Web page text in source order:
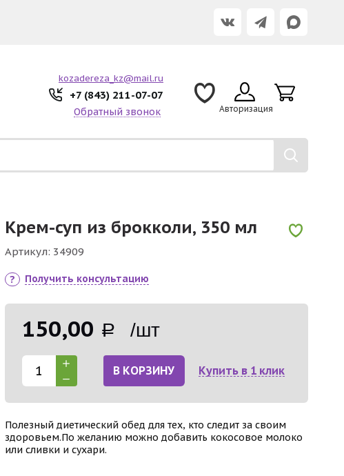
kozadereza_kz@mail.ru
+7 (843) 211-07-07
Обратный звонок Авторизация
Крем-суп из брокколи, 350 мл
Артикул: 34909
Получить консультацию
150,00 Р /шт
В КОРЗИНУ Купить в 1 клик
Полезный диетический обед для тех, кто следит за своим
здоровьем.По желанию можно добавить кокосовое молоко
или сливки и сухари.